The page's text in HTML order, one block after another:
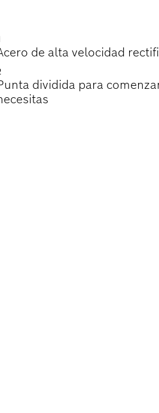
de alta velocidad
dividida para